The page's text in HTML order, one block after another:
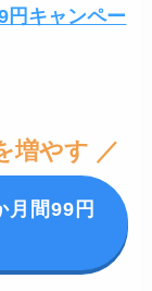
円キャンペー
増やす ／
間99円